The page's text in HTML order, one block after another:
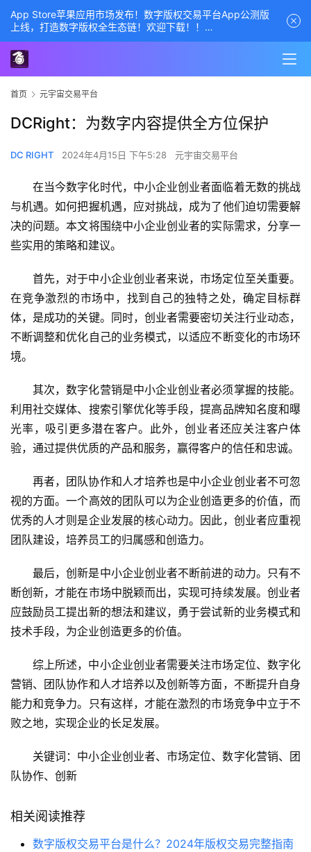
首页 元宇宙交易平台
DCRight：为数字内容提供全方位保护
DC RIGHT 2024年4月15日 下午5:28 元宇宙交易平台
在当今数字化时代，中小企业创业者面临着无数的挑战
与机遇。如何把握机遇，应对挑战，成为了他们迫切需要解
决的问题。本文将围绕中小企业创业者的实际需求，分享一
些实用的策略和建议。
首先，对于中小企业创业者来说，市场定位至关重要。
在竞争激烈的市场中，找到自己的独特之处，确定目标群
体，是成功的关键。同时，创业者需要密切关注行业动态，
不断调整和优化自己的业务模式，以适应不断变化的市场环
境。
其次，数字化营销是中小企业创业者必须掌握的技能。
利用社交媒体、搜索引擎优化等手段，提高品牌知名度和曝
光率，吸引更多潜在客户。此外，创业者还应关注客户体
验，通过提供优质的产品和服务，赢得客户的信任和忠诚。
再者，团队协作和人才培养也是中小企业创业者不可忽
视的方面。一个高效的团队可以为企业创造更多的价值，而
优秀的人才则是企业发展的核心动力。因此，创业者应重视
团队建设，培养员工的归属感和创造力。
最后，创新是中小企业创业者不断前进的动力。只有不
断创新，才能在市场中脱颖而出，实现可持续发展。创业者
应鼓励员工提出新的想法和建议，勇于尝试新的业务模式和
技术手段，为企业创造更多的价值。
综上所述，中小企业创业者需要关注市场定位、数字化
营销、团队协作和人才培养以及创新等方面，不断提升自身
能力和竞争力。只有这样，才能在激烈的市场竞争中立于不
败之地，实现企业的长足发展。
关键词：中小企业创业者、市场定位、数字化营销、团
队协作、创新
相关阅读推荐
数字版权交易平台是什么？2024年版权交易完整指南
App Store苹果应用市场发布！数字版权交易平台App公测版
上线，打造数字版权全生态链！欢迎下载！！
商务经理联系方式——数字版权交易平台